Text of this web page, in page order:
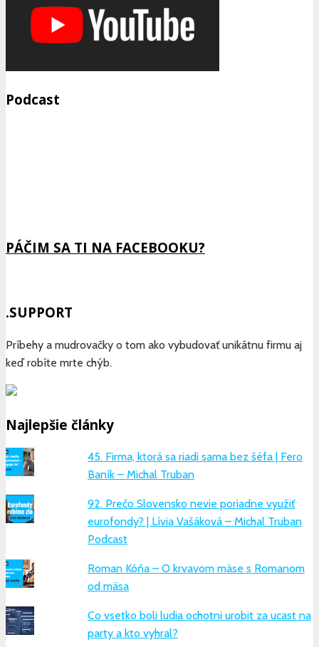
Podcast
Information
PÁČIM SA TI NA FACEBOOKU?
.SUPPORT
Príbehy a mudrovačky o tom ako vybudovať unikátnu firmu aj
keď robíte mrte chýb.
Najlepšie články
45. Firma, ktorá sa riadi sama bez šéfa | Fero
Baník – Michal Truban
92. Prečo Slovensko nevie poriadne využiť
eurofondy? | Lívia Vašáková – Michal Truban
Podcast
Roman Kóňa – O krvavom mäse s Romanom
od mäsa
Co vsetko boli ludia ochotni urobit za ucast na
party a kto vyhral?